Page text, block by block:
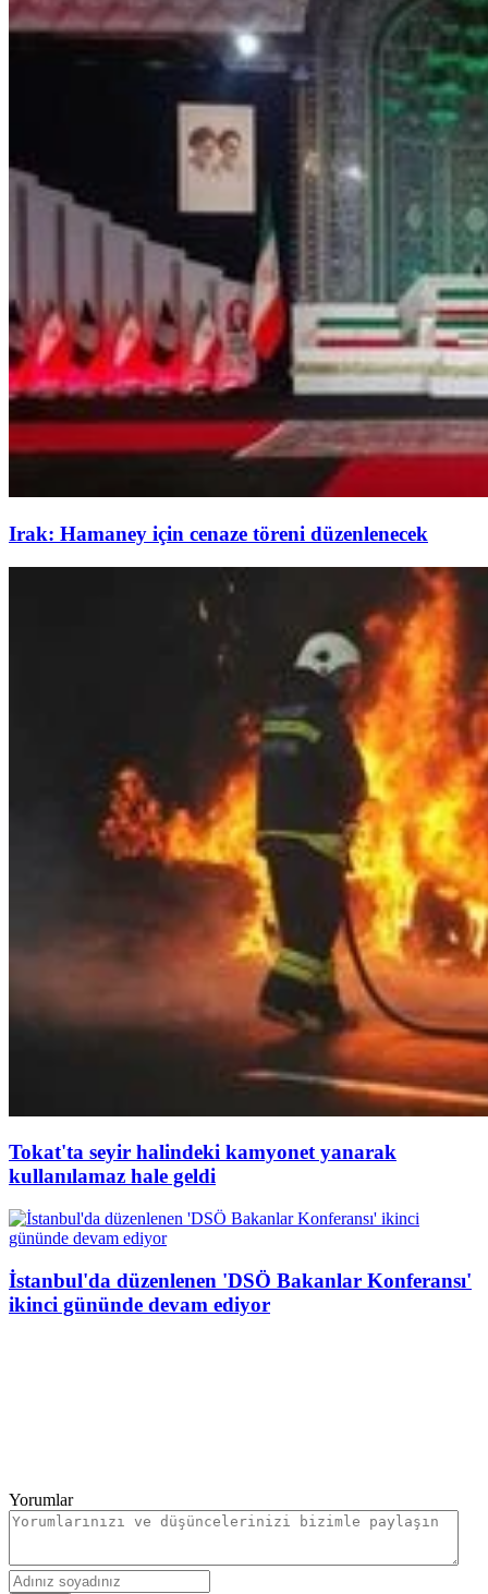
Irak: Hamaney için cenaze töreni düzenlenecek
Tokat'ta seyir halindeki kamyonet yanarak
kullanılamaz hale geldi
İstanbul'da düzenlenen 'DSÖ Bakanlar Konferansı'
ikinci gününde devam ediyor
Yorumlar